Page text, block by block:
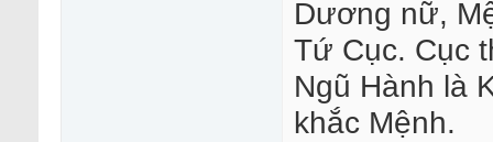
Dương nữ,
Tứ Cục. Cục
Ngũ Hành là
khắc Mệnh.